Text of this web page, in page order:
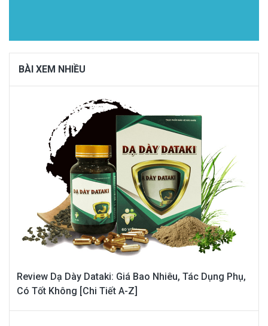
BÀI XEM NHIỀU
Review Dạ Dày Dataki: Giá Bao Nhiêu, Tác Dụng Phụ,
Có Tốt Không [Chi Tiết A-Z]